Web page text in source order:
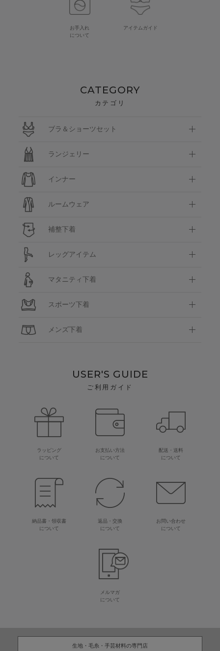
お手入れ
について
アイテムガイド
CATEGORY
カテゴリ
ブラ＆ショーツセット
ランジェリー
インナー
ルームウェア
補整下着
レッグアイテム
マタニティ下着
スポーツ下着
メンズ下着
USER'S GUIDE
ご利用ガイド
ラッピング
について
お支払い方法
について
配送・送料
について
納品書・領収書
について
返品・交換
について
お問い合わせ
について
メルマガ
について
生地・毛糸・手芸材料の専門店